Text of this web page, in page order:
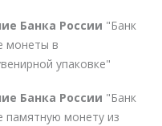
Банка России "Банк
монеты в
упаковке"
Банка России "Банк
памятную монету из